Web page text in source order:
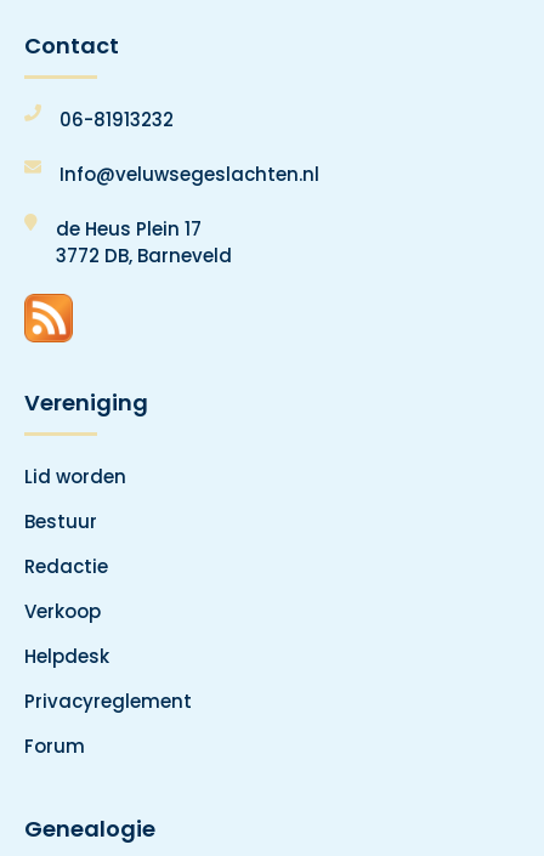
Contact
06-81913232
Info@veluwsegeslachten.nl
de Heus Plein 17
3772 DB, Barneveld
Vereniging
Lid worden
Bestuur
Redactie
Verkoop
Helpdesk
Privacyreglement
Forum
Genealogie